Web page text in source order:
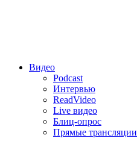
Видео
Podcast
Интервью
ReadVideo
Live видео
Блиц-опрос
Прямые трансляции